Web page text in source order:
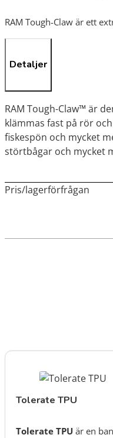
RAM Tough-Claw är ett
Detaljer
RAM Tough-Claw™ är
klämmas fast på rör
fiskespön och mycket
störtbågar och mycket
Pris/lagerförfrågan
Tolerate TPU
Tolerate TPU är en